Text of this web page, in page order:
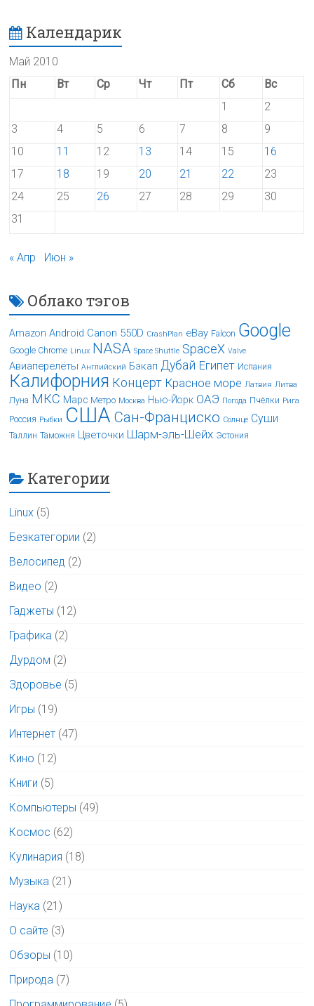
Календарик
Май 2010
Пн
Вт Ср Чт Пт Сб
Вс
1
2
3
4 5 6 7 8
9
10
11 12 13 14 15
16
17
18 19 20 21 22
23
24
25 26 27 28 29
30
31
« Апр Июн »
Облако тэгов
Amazon Android Canon 550D CrashPlan eBay Falcon Google
Google Chrome Linux NASA Space Shuttle SpaceX Valve
Авиаперелёты Английский Бэкап Дубай Египет Испания
Калифорния Концерт Красное море Латвия Литва
Луна МКС Марс Метро Москва Нью-Йорк ОАЭ Погода Пчёлки Рига
Россия Рыбки США Сан-Франциско Солнце Суши
Таллин Таможня Цветочки Шарм-эль-Шейх Эстония
Категории
Linux (5)
Безкатегории (2)
Велосипед (2)
Видео (2)
Гаджеты (12)
Графика (2)
Дурдом (2)
Здоровье (5)
Игры (19)
Интернет (47)
Кино (12)
Книги (5)
Компьютеры (49)
Космос (62)
Кулинария (18)
Музыка (21)
Наука (21)
О сайте (3)
Обзоры (10)
Природа (7)